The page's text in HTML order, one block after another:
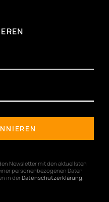
Newsletter mit den aktuellsten
personenbezogenen Daten
in derDatenschutzerklärung.